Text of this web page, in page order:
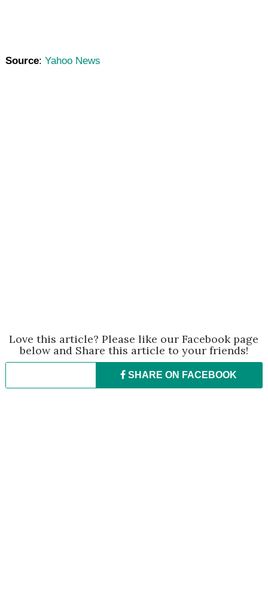
Source: Yahoo News
Love this article? Please like our Facebook page
below and Share this article to your friends!
SHARE ON FACEBOOK